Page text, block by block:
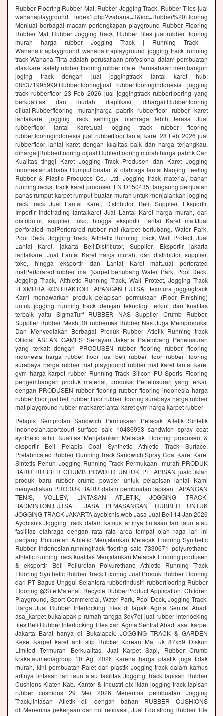
Rubber Flooring Rubber Mat, Rubber Jogging Track, Rubber Tiles jual
wahanaplayground index1.php?wahana=3&idc=Rubber%20Flooring
Menjual berbagai macam perlengkapan playground Rubber Flooring
Rubber Mat, Rubber Jogging Track, Rubber Tiles jual rubber flooring
murah harga rubber Jogging Track | Running Track |
Wahanatirtaplayground wahanatirtaplayground jogging track running
track Wahana Tirta adalah perusahaan profesional dalam pembuatan
alas karet safety rubber flooring rubber mate. Perusahaan membangun
joging track dengan jual joggingtrack lantai karet hub:
085371995999|Rubberflooring|jual rubberflooringindonesia jogging
track rubberfloor 23 Feb 2026 jual joggingtrack rubberflooring yang
berkualitas dan mudah diaplikasi. dihargai|Rubberflooring
dijual|Rubberflooring murah|harga pabrik rubberfloor rubber karet
lantaikaret jogging track sehingga olahraga lebih terasa Jual
rubberfloor lantai karetJual jogging track rubber flooring
rubberflooringindonesia jual rubberfloor lantai karet 28 Feb 2026 jual
rubberfloor lantai karet dengan kualitas baik dan harga terjangkau,
dihargai|Rubberflooring dijual|Rubberflooring murah|harga pabrik Cari
Kualitas tinggi Karet Jogging Track Produsen dan Karet Jogging
indonesian.alibaba Rumput buatan & olahraga lantai Nanjing Feeling
Rubber & Plastic Produces Co., Ltd. Jogging track material, bahan
runningtracks, track karet produsen FN D150435. langsung penjualan
panas rumput karpet rumput buatan murah untuk menjalankan jogging
track track Jual Lantai Karet, Distributor, Beli, Supplier, Eksportir,
Importir indotrading lantaikaret Jual Lantai Karet harga murah, dari
distributor, supplier, toko, hingga eksportir Lantai Karet mattJual
perforated matPerforared rubber mat (karpet berlubang. Water Park,
Pool Deck, Jogging Track, Althletic Running Track, Wall Protect, Jual
Lantai Karet, jakarta Beli,Distributor, Supplier, Eksportir jakarta
lantaikaret Jual Lantai Karet harga murah, dari distributor, supplier,
toko, hingga eksportir dan Lantai Karet mattJual perforated
matPerforared rubber mat (karpet berlubang Water Park, Pool Deck,
Jogging Track, Althletic Running Track, Wall Protect, Jogging Track
TEXMURA KONTRAKTOR LAPANGAN FUTSAL texmura joggingtrack
Kami menawarkan produk pelapisan permukaan (Floor Finishing)
untuk jogging running track dengan teknologi terkini dan kualitas
terbaik yaitu SigmaTurf RUBBER NAS Supplier Crumb Rubber,
Supplier Rubber Mesh 30 rubbernas Rubber Nas Juga Memproduksi
Dan Menyediakan Berbagai Produk Rubber Atletik Running track
Official ASEAN GAMES Senayan Jakarta Palembang Penelusuran
yang terkait dengan PRODUSEN rubber flooring rubber flooring
indonesia harga rubber floor jual beli rubber floor rubber flooring
surabaya harga rubber mat playground rubber mat karet lantai karet
gym harga karpet rubber Running Track Silicon PU Sports Flooring
pengembangan produk material, produksi Penelusuran yang terkait
dengan PRODUSEN rubber flooring rubber flooring indonesia harga
rubber floor jual beli rubber floor rubber flooring surabaya harga rubber
mat playground rubber mat karet lantai karet gym harga karpet rubber
Pelapis Semprotan Sandwich Permukaan Pelacak Atletik Sintetik
indonesian.sportcourt surface sale 10486993 sandwich spray coat
synthetic athlit kualitas Menjalankan Melacak Flooring produsen &
eksportir Beli Pelapis Coat Synthetic Athletic Track Surface,
Prefabricated Rubber Running Track Sandwich Spray Coat Karet Karet
Sintetis Penuh Jogging Running Track Permukaan. murah PRODUK
BARU RUBBER CRUMB POWDER UNTUK PELAPISAN jualo iklan
produk baru rubber crumb powder untuk pelapisan lantai Kami
menyediakan PRODUK BARU dalam pembuatan lapisan LAPANGAN
TENIS, VOLLEY, LINTASAN ATLETIK, JOGGING TRACK,
BADMINTON,FUTSAL. JASA PEMASANGAN RUBBER UNTUK
JOGGING TRACK JAKARTA ayobisnis.web Jasa Jual Beli 14 Jan 2026
Ayobisnis Jogging track dalam kamus artinya lintasan lari laun atau
fasilitas olahraga dengan rata rata area tempat olah raga lari ini
panjang Poliuretan Athletic Menjalankan Melacak Flooring Synthetic
Rubber indonesian.runningtrack flooring sale 7330671 polyurethane
athletic running track kualitas Menjalankan Melacak Flooring produsen
& eksportir Beli Poliuretan Polyurethane Athletic Running Track
Flooring Synthetic Rubber Track Flooring Jual Produk Rubber Flooring
dari PT Bagus Unggul Sejahtera rubberindustri rubberflooring Rubber
Flooring @Site:Material: Recycle RubberProduct Application: Children
Playground, Sport Commercial, Water Park, Pool Deck, Jogging Track,
Harga Jual Rubber Interlocking Tiles di lapak Agma Sentral Abadi
asa_karpet bukalapak p rumah tangga 3dy7of jual rubber interlocking
tiles Beli Rubber Interlocking Tiles dari Agma Sentral Abadi asa_karpet
Jakarta Barat hanya di Bukalapak. JOGGING TRACK & GARDEN
Keset karpet karet anti slip Rubber Korean Mat uk 87x59 Diskon
Limited Termurah Berkualitas. Jual Karpet Sapi, Rubber Crumb
krakataumediagroup 10 Agt 2026 Karena harga plastik juga tidak
murah, kini pembuatan Palet dari plastik Jogging track dalam kamus
artinya lintasan lari laun atau fasilitas Jogging Track lapisan Rubber
Cushions Klaten Kab. Kantor & Industri olx iklan jogging track lapisan
rubber cushions 29 Mei 2026 Menerima pembuatan Jogging
Track,lintasan Atletik dll dengan bahan RUBBER CUSHIONS
dll.Menerima pekerjaan dari nol renovasi, Jual Footstrong Rubber Tile